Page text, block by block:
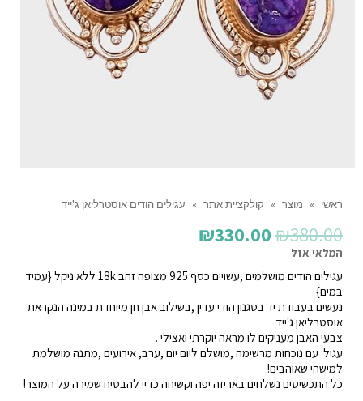
ראשי » מוצר » קולקציית אתר » עגילים הודים אוסטרליאן ג'ייד
₪380.00
המחיר
היה:
₪380.00.
₪330.00
הוא:
₪330.00.
המלאי אזל
עגילים הודים מושלמים ,עשויים כסף 925 מצופה זהב 18k ללא ניקל {עמיד
במים}
נעשים בעבודת יד בסגנון הודי עדין ,בשילוב אבן חן מיוחדת במינה הנקראת
אוסטרליאן ג'ייד
צבעי האבן מעניקים לו מראה יוקרתי ואצילי .
עגיל עם נוכחות מרשימה ,מושלם ליום יום ,ערב, אירועים ,מתנה מושלמת
למישהי שאוהבים!
כל התכשיטים נשלחים באריזה יפה וקשיחה כדיי להבטיח שמירה על המוצר!